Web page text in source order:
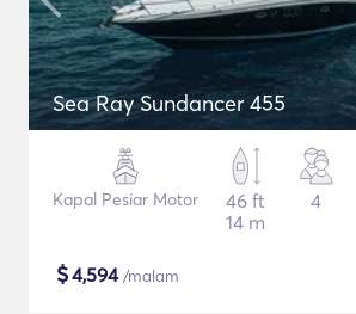
Sea Ray Sundancer 455
Kapal Pesiar Motor
46 ft
14 m
4
$4,594/malam